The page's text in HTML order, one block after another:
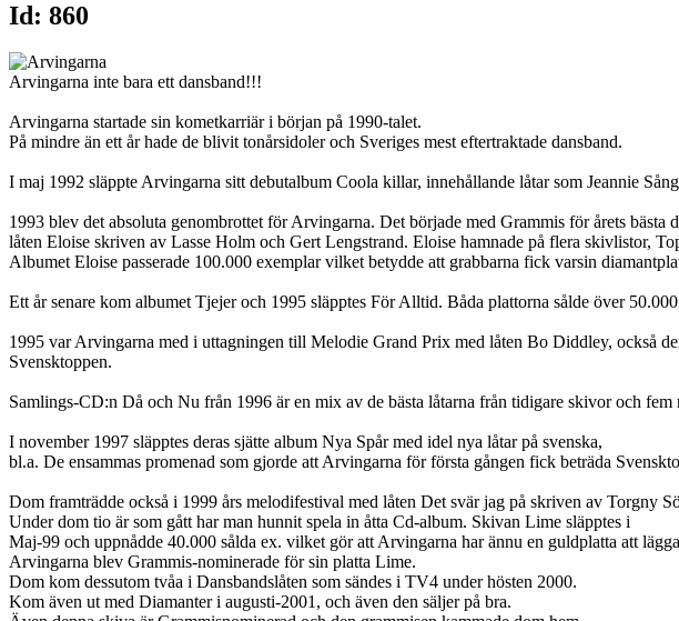
Id: 860
Arvingarna inte bara ett dansband!!!
Arvingarna startade sin kometkarriär i början på 1990-talet.
På mindre än ett år hade de blivit tonårsidoler och Sveriges mest eftertraktade dansband.
I maj 1992 släppte Arvingarna sitt debutalbum Coola killar, innehållande låtar som Jeannie
1993 blev det absoluta genombrottet för Arvingarna. Det började med Grammis för årets
låten Eloise skriven av Lasse Holm och Gert Lengstrand. Eloise hamnade på flera skivlistor,
Albumet Eloise passerade 100.000 exemplar vilket betydde att grabbarna fick varsin
Ett år senare kom albumet Tjejer och 1995 släpptes För Alltid. Båda plattorna sålde över
1995 var Arvingarna med i uttagningen till Melodie Grand Prix med låten Bo Diddley, också
Svensktoppen.
Samlings-CD:n Då och Nu från 1996 är en mix av de bästa låtarna från tidigare skivor och fem
I november 1997 släpptes deras sjätte album Nya Spår med idel nya låtar på svenska,
bl.a. De ensammas promenad som gjorde att Arvingarna för första gången fick beträda
Dom framträdde också i 1999 års melodifestival med låten Det svär jag på skriven av Torgny
Under dom tio är som gått har man hunnit spela in åtta Cd-album. Skivan Lime släpptes i
Maj-99 och uppnådde 40.000 sålda ex. vilket gör att Arvingarna har ännu en guldplatta att
Arvingarna blev Grammis-nominerade för sin platta Lime.
Dom kom dessutom tvåa i Dansbandslåten som sändes i TV4 under hösten 2000.
Kom även ut med Diamanter i augusti-2001, och även den säljer på bra.